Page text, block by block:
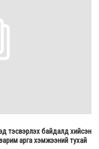
тэсвэрлэх байдалд хийсэн
арга хэмжээний тухай